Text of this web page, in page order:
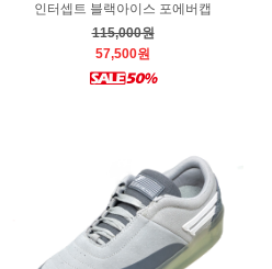
인터셉트 블랙아이스 포에버캡
115,000원
57,500원